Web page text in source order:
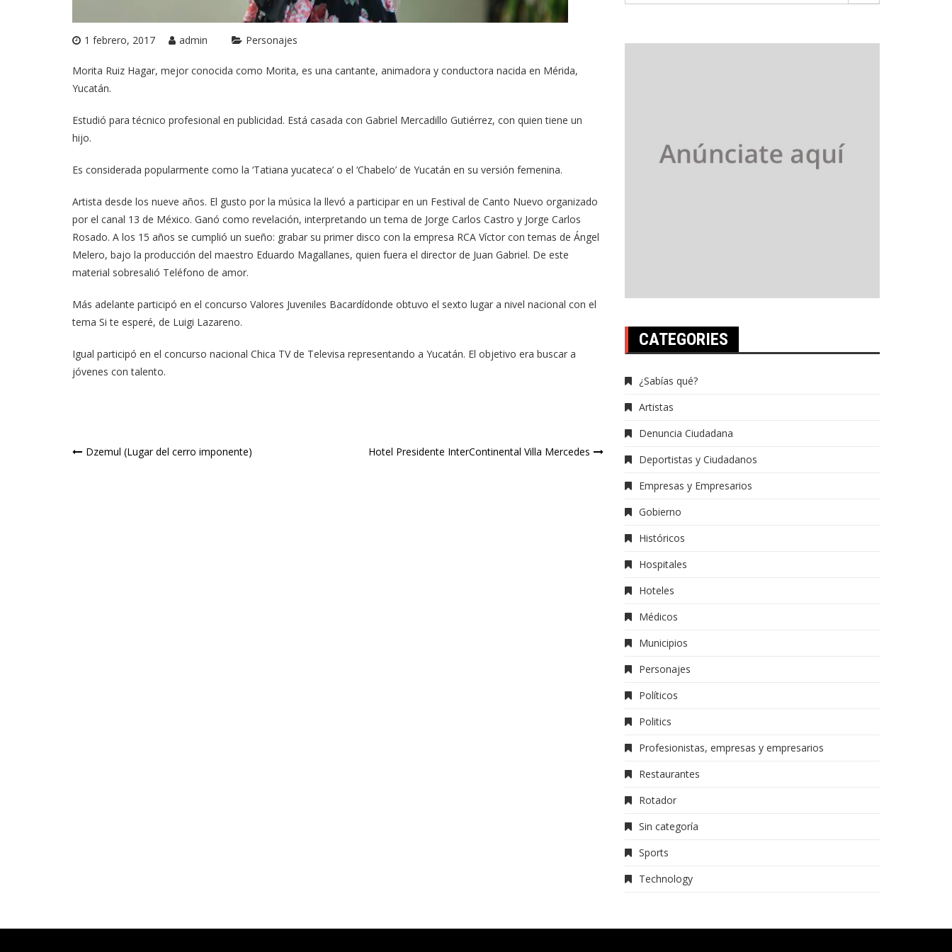
1 febrero, 2017 admin Personajes
Morita Ruiz Hagar, mejor conocida como Morita, es una cantante, animadora y conductora nacida en Mérida,
Yucatán.
Estudió para técnico profesional en publicidad. Está casada con Gabriel Mercadillo Gutiérrez, con quien tiene un
hijo.
Es considerada popularmente como la ‘Tatiana yucateca’ o el ‘Chabelo’ de Yucatán en su versión femenina.
Artista desde los nueve años. El gusto por la música la llevó a participar en un Festival de Canto Nuevo organizado
por el canal 13 de México. Ganó como revelación, interpretando un tema de Jorge Carlos Castro y Jorge Carlos
Rosado. A los 15 años se cumplió un sueño: grabar su primer disco con la empresa RCA Víctor con temas de Ángel
Melero, bajo la producción del maestro Eduardo Magallanes, quien fuera el director de Juan Gabriel. De este
material sobresalió Teléfono de amor.
Más adelante participó en el concurso Valores Juveniles Bacardídonde obtuvo el sexto lugar a nivel nacional con el
tema Si te esperé, de Luigi Lazareno.
Igual participó en el concurso nacional Chica TV de Televisa representando a Yucatán. El objetivo era buscar a
jóvenes con talento.
Navegación
Dzemul (Lugar del cerro imponente) Hotel Presidente InterContinental Villa Mercedes
CATEGORIES
¿Sabías qué?
Artistas
Denuncia Ciudadana
Deportistas y Ciudadanos
Empresas y Empresarios
Gobierno
Históricos
Hospitales
Hoteles
Médicos
Municipios
Personajes
Políticos
Politics
Profesionistas, empresas y empresarios
Restaurantes
Rotador
Sin categoría
Sports
Technology